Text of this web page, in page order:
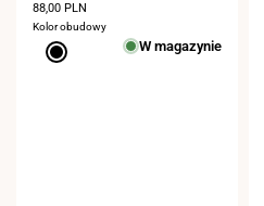
Cena
sprzedaży
88,00 PLN
Kolor obudowy
Czarny W magazynie